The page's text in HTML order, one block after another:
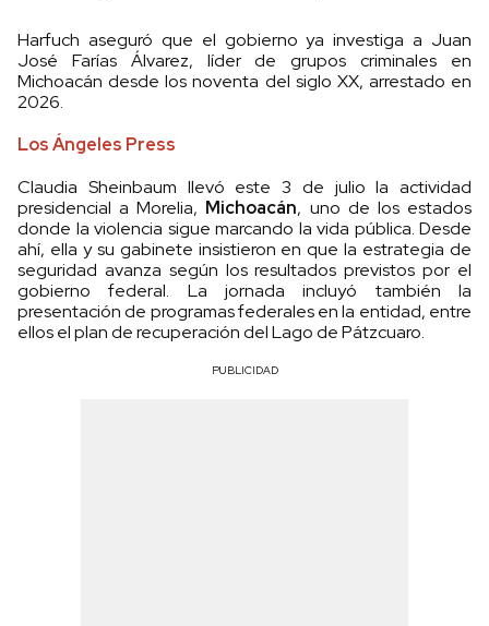
Harfuch aseguró que el gobierno ya investiga a Juan
José Farías Álvarez, líder de grupos criminales en
Michoacán desde los noventa del siglo XX, arrestado en
2026.
Los Ángeles Press
Claudia Sheinbaum llevó este 3 de julio la actividad
presidencial a Morelia, Michoacán, uno de los estados
donde la violencia sigue marcando la vida pública. Desde
ahí, ella y su gabinete insistieron en que la estrategia de
seguridad avanza según los resultados previstos por el
gobierno federal. La jornada incluyó también la
presentación de programas federales en la entidad, entre
ellos el plan de recuperación del Lago de Pátzcuaro.
PUBLICIDAD